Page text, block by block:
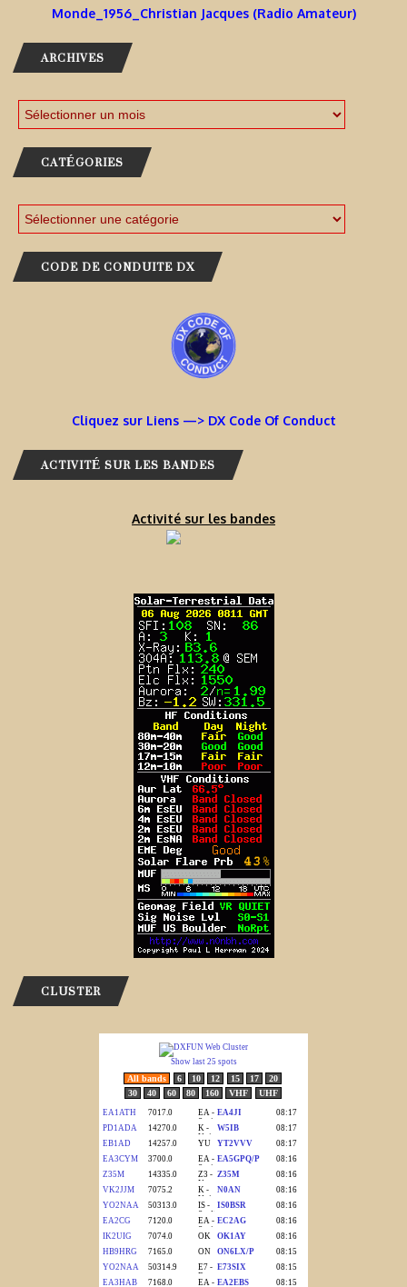
Monde_1956_Christian Jacques (Radio Amateur)
ARCHIVES
CATÉGORIES
CODE DE CONDUITE DX
Cliquez sur Liens —> DX Code Of Conduct
ACTIVITÉ SUR LES BANDES
Activité sur les bandes
CLUSTER